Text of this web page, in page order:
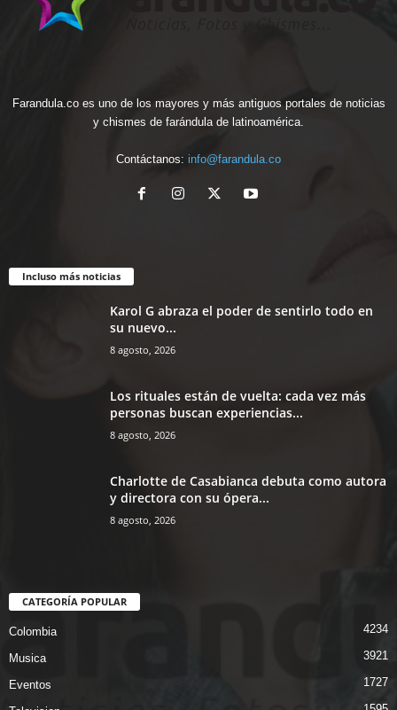
Farandula.co es uno de los mayores y más antiguos portales de noticias
y chismes de farándula de latinoamérica.
Contáctanos: info@farandula.co
Incluso más noticias
Karol G abraza el poder de sentirlo todo en
su nuevo...
8 agosto, 2026
Los rituales están de vuelta: cada vez más
personas buscan experiencias...
8 agosto, 2026
Charlotte de Casabianca debuta como autora
y directora con su ópera...
8 agosto, 2026
CATEGORÍA POPULAR
Colombia 4234
Musica 3921
Eventos 1727